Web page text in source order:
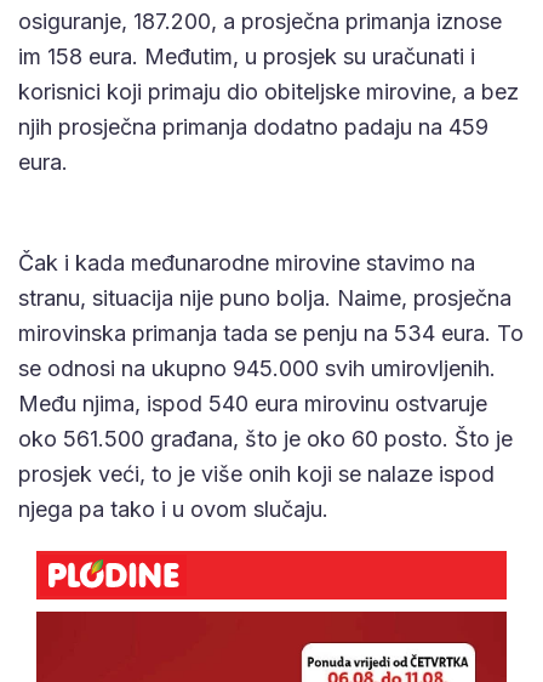
osiguranje, 187.200, a prosječna primanja iznose
im 158 eura. Međutim, u prosjek su uračunati i
korisnici koji primaju dio obiteljske mirovine, a bez
njih prosječna primanja dodatno padaju na 459
eura.
Čak i kada međunarodne mirovine stavimo na
stranu, situacija nije puno bolja. Naime, prosječna
mirovinska primanja tada se penju na 534 eura. To
se odnosi na ukupno 945.000 svih umirovljenih.
Među njima, ispod 540 eura mirovinu ostvaruje
oko 561.500 građana, što je oko 60 posto. Što je
prosjek veći, to je više onih koji se nalaze ispod
njega pa tako i u ovom slučaju.